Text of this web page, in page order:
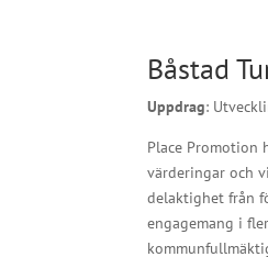
Båstad
Uppdrag:
Place Promotion
värderingar och
delaktighet från
engagemang i